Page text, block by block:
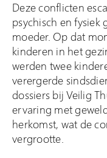
Deze conflicten
psychisch en fysiek
moeder. Op dat
kinderen in het
werden twee
verergerde
dossiers bij Veilig
ervaring met
herkomst, wat de
vergrootte.